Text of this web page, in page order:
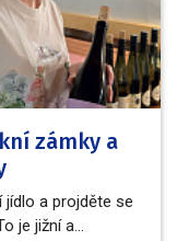
zámky a
jídlo a projděte se
je jižní a…